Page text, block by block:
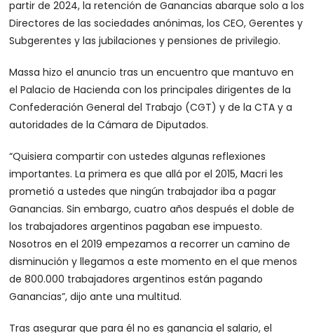
partir de 2024, la retención de Ganancias abarque solo a los
Directores de las sociedades anónimas, los CEO, Gerentes y
Subgerentes y las jubilaciones y pensiones de privilegio.
Massa hizo el anuncio tras un encuentro que mantuvo en
el Palacio de Hacienda con los principales dirigentes de la
Confederación General del Trabajo (CGT) y de la CTA y a
autoridades de la Cámara de Diputados.
“Quisiera compartir con ustedes algunas reflexiones
importantes. La primera es que allá por el 2015, Macri les
prometió a ustedes que ningún trabajador iba a pagar
Ganancias. Sin embargo, cuatro años después el doble de
los trabajadores argentinos pagaban ese impuesto.
Nosotros en el 2019 empezamos a recorrer un camino de
disminución y llegamos a este momento en el que menos
de 800.000 trabajadores argentinos están pagando
Ganancias”, dijo ante una multitud.
Tras asegurar que para él no es ganancia el salario, el